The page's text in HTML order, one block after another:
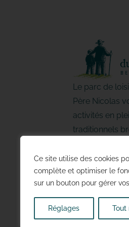
Ce site utilise des cookies
complète et optimiser le
sur un bouton pour gérer
Réglages Tout
Le parc de
Père Nicolas
activités en
traditionnels
famille ou